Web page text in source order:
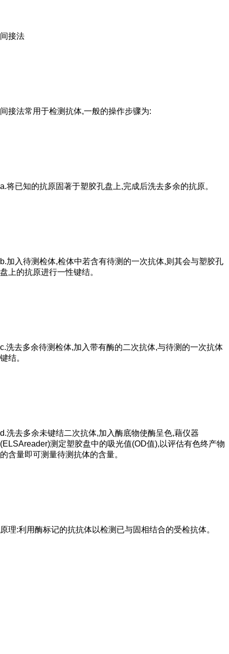
间接法
间接法常用于检测抗体,一般的操作步骤为:
a.将已知的抗原固著于塑胶孔盘上,完成后洗去多余的抗原。
b.加入待测检体,检体中若含有待测的一次抗体,则其会与塑胶孔
盘上的抗原进行一性键结。
c.洗去多余待测检体,加入带有酶的二次抗体,与待测的一次抗体
键结。
d.洗去多余未键结二次抗体,加入酶底物使酶呈色,藉仪器
(ELSAreader)测定塑胶盘中的吸光值(OD值),以评估有色终产物
的含量即可测量待测抗体的含量。
原理:利用酶标记的抗抗体以检测已与固相结合的受检抗体。